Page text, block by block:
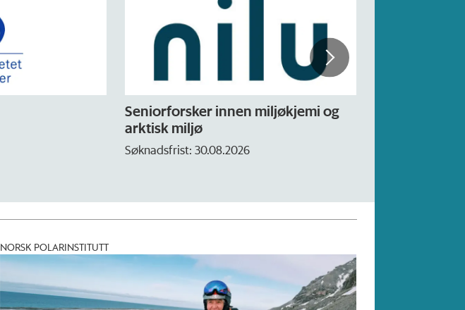
Seniorforsker innen miljøkjemi og
arktisk miljø
Søknadsfrist: 30.08.2026
Forskning.no
NORSK POLARINSTITUTT